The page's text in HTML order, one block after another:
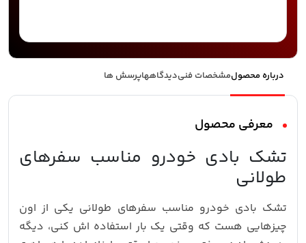
درباره محصولمشخصات فنیدیدگاههاپرسش ها
معرفی محصول
تشک بادی خودرو مناسب سفرهای
طولانی
تشک بادی خودرو مناسب سفرهای طولانی یکی از اون
چیزهایی هست که وقتی یک بار استفاده اش کنی، دیگه